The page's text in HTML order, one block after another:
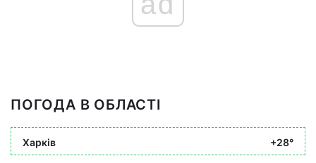
ПОГОДА В ОБЛАСТІ
Харків +28°